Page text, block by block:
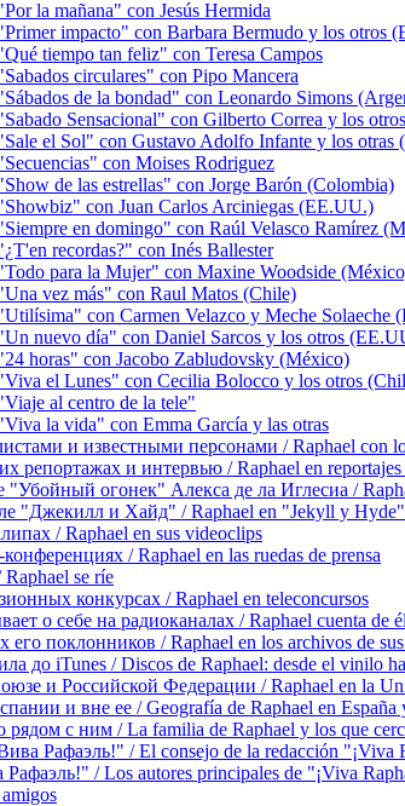
la mañana" con Jesús Hermida
impacto" con Barbara Bermudo y los otros
tiempo tan feliz" con Teresa Campos
circulares" con Pipo Mancera
de la bondad" con Leonardo Simons
Sensacional" con Gilberto Correa y los
el Sol" con Gustavo Adolfo Infante y los otras
con Moises Rodriguez
de las estrellas" con Jorge Barón (Colombia)
con Juan Carlos Arciniegas (EE.UU.)
en domingo" con Raúl Velasco Ramírez
recordas?" con Inés Ballester
para la Mujer" con Maxine Woodside
vez más" con Raul Matos (Chile)
con Carmen Velazco y Meche Solaeche
nuevo día" con Daniel Sarcos y los otros
horas" con Jacobo Zabludovsky (México)
el Lunes" con Cecilia Bolocco y los otros
al centro de la tele"
la vida" con Emma García y las otras
и известными персонами / Raphael con
репортажах и интервью / Raphael en reportajes
"Убойный огонек" Алекса де ла Иглесиа /
"Джекилл и Хайд" / Raphael en "Jekyll y Hyde"
/ Raphael en sus videoclips
/ Raphael en las ruedas de prensa
Raphael se ríe
конкурсах / Raphael en teleconcursos
о себе на радиоканалах / Raphael cuenta de
его поклонников / Raphael en los archivos de
до iTunes / Discos de Raphael: desde el vinilo
и Российской Федерации / Raphael en la
и вне ее / Geografía de Raphael en España
рядом с ним / La familia de Raphael y los que
Рафаэль!" / El consejo de la redacción "¡Viva
/ Los autores principales de "¡Viva